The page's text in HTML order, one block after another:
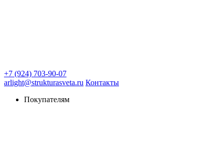
+7 (924) 703-90-07
arlight@strukturasveta.ru Контакты
Покупателям